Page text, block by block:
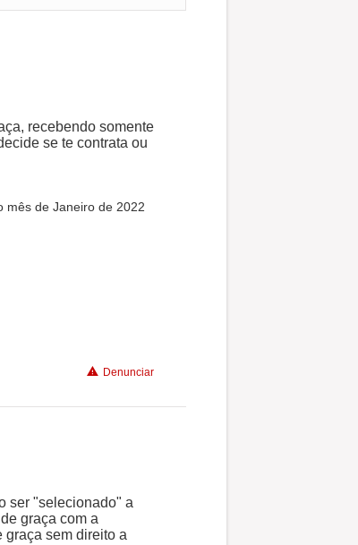
recebendo somente
se te contrata ou
mês de Janeiro de 2022
Denunciar
ser "selecionado" a
graça com a
graça sem direito a